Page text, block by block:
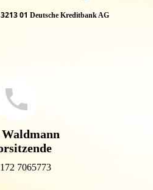
01 Deutsche Kreditbank AG
7065773